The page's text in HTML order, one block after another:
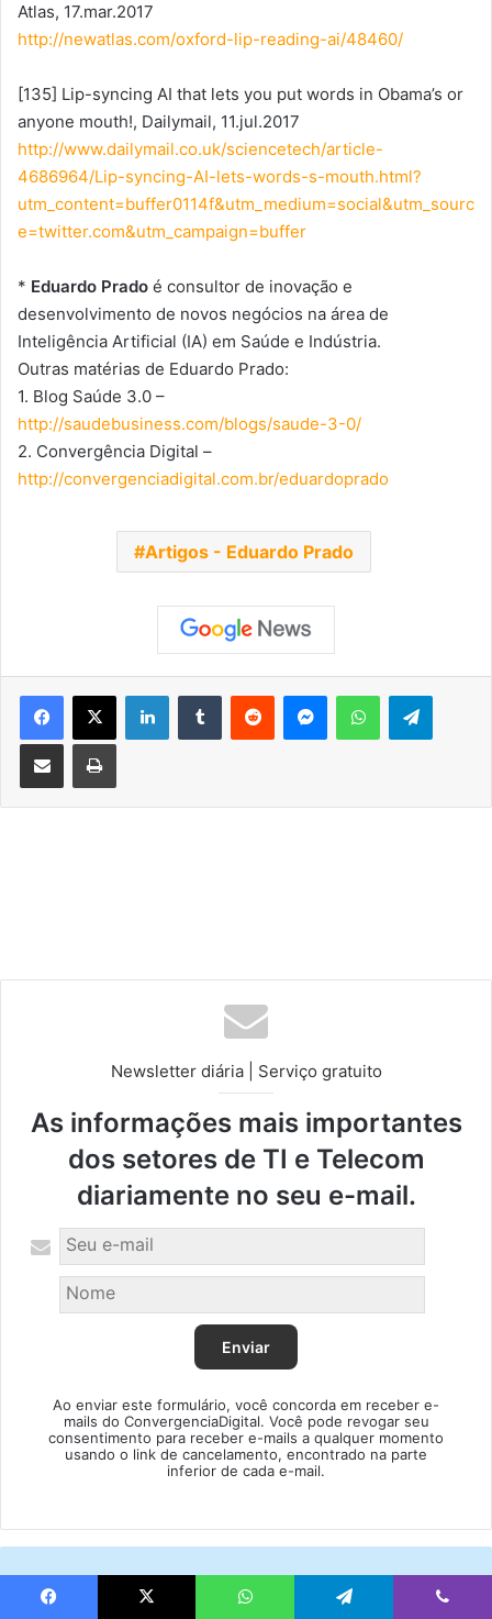
Atlas, 17.mar.2017
http://newatlas.com/oxford-lip-reading-ai/48460/
[135] Lip-syncing AI that lets you put words in Obama’s or
anyone mouth!, Dailymail, 11.jul.2017
http://www.dailymail.co.uk/sciencetech/article-
4686964/Lip-syncing-AI-lets-words-s-mouth.html?
utm_content=buffer0114f&utm_medium=social&utm_sourc
e=twitter.com&utm_campaign=buffer
* Eduardo Prado é consultor de inovação e
desenvolvimento de novos negócios na área de
Inteligência Artificial (IA) em Saúde e Indústria.
Outras matérias de Eduardo Prado:
1. Blog Saúde 3.0 –
http://saudebusiness.com/blogs/saude-3-0/
2. Convergência Digital –
http://convergenciadigital.com.br/eduardoprado
Artigos - Eduardo Prado
Newsletter diária | Serviço gratuito
As informações mais importantes
dos setores de TI e Telecom
diariamente no seu e-mail.
Ao enviar este formulário, você concorda em receber e-
mails do ConvergenciaDigital. Você pode revogar seu
consentimento para receber e-mails a qualquer momento
usando o link de cancelamento, encontrado na parte
inferior de cada e-mail.